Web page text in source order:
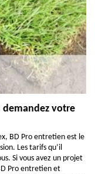
demandez votre
BD Pro entretien est le
Les tarifs qu’il
Si vous avez un projet
Pro entretien et